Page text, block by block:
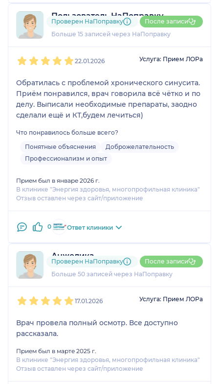
Пользователь НаПоправку
3 отзыва
Больше 15 записей через НаПоправку
Проверен НаПоправку После записи
22.01.2026 Услуга: Прием ЛОРа
Обратилась с проблемой хронического синусита.
Приём понравился, врач говорила всё чётко и по
делу. Выписали необходимые препараты, заодно
сделали ещё и КТ,будем лечиться)
Что понравилось больше всего?
Понятные объяснения
Доброжелательность
Профессионализм и опыт
Прием был в январе 2026 г.
В клинике "Энергия здоровья, многопрофильная клиника"
Отзыв оставлен через сайт/приложение
0 Ответ клиники
Анжелика
23 отзыва
Больше 50 записей через НаПоправку
Проверен НаПоправку После записи
17.01.2026 Услуга: Прием ЛОРа
Врач провела полный осмотр. Все доступно
рассказала.
Прием был в марте 2025 г.
В клинике "Энергия здоровья, многопрофильная клиника"
Отзыв оставлен через сайт/приложение